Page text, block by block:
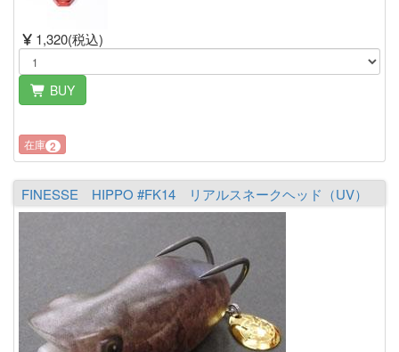
1,320(税込)
BUY
在庫 2
FINESSE HIPPO #FK14 リアルスネークヘッド（UV）